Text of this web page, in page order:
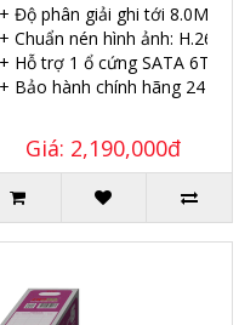
+ Độ phân giải ghi tới 8.0MP.
+ Chuẩn nén hình ảnh: H.265.
+ Hỗ trợ 1 ổ cứng SATA 6TB.
+ Bảo hành chính hãng 24
Giá: 2,190,000đ